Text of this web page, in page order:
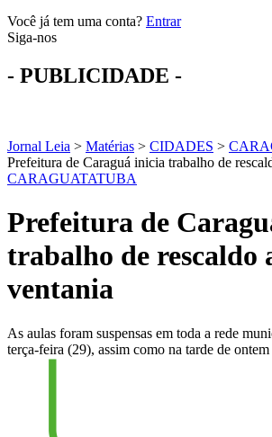
Você já tem uma conta? Entrar
Siga-nos
- PUBLICIDADE -
Jornal Leia > Matérias > CIDADES >
Prefeitura de Caraguá inicia trabalho de
CARAGUATATUBA
Prefeitura de
trabalho de rescaldo
ventania
As aulas foram suspensas em toda a rede
terça-feira (29), assim como na tarde de ontem